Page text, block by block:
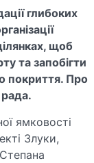
глибоких
щоб
та запобігти
покриття. Про
рада.
ямковості
Злуки,